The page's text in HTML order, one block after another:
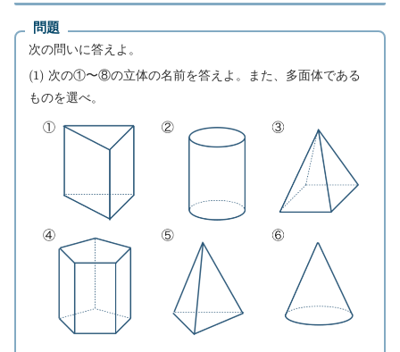
問題
次の問いに答えよ。
( 1 次の①〜⑧の立体の名前を答えよ。また、多面体である
ものを選べ。